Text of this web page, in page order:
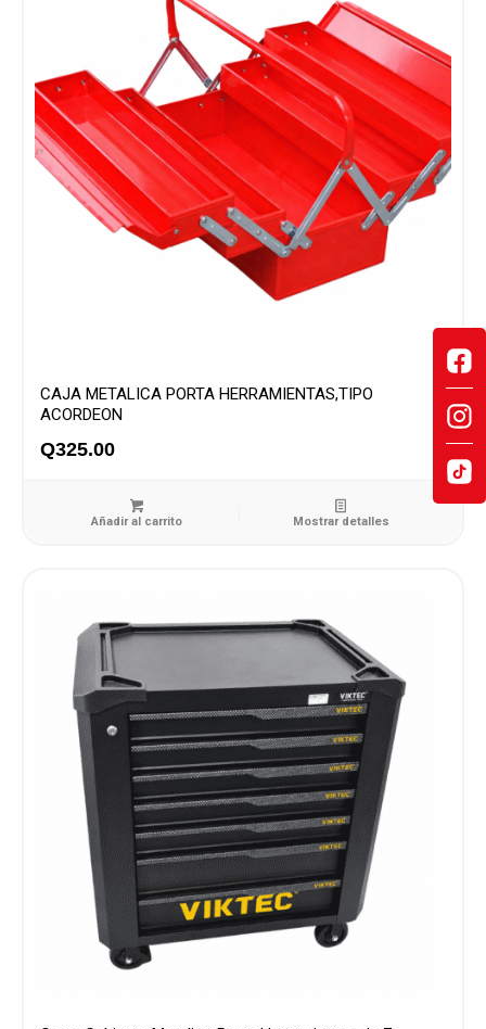
CAJA METALICA PORTA HERRAMIENTAS,TIPO
ACORDEON
Q325.00
Añadir al carrito Mostrar detalles